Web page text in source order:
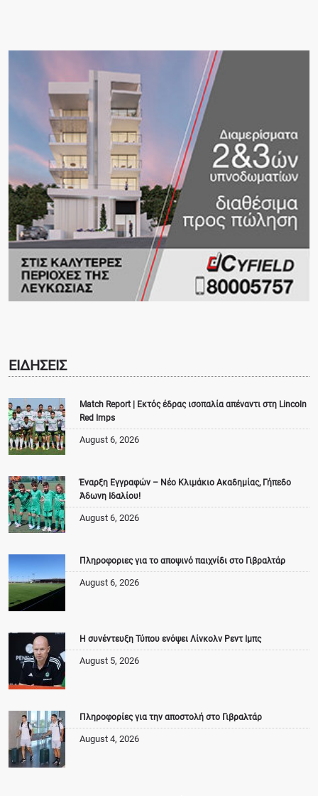
ΕΙΔΗΣΕΙΣ
Match Report | Εκτός έδρας ισοπαλία απέναντι στη Lincoln
Red Imps
August 6, 2026
Έναρξη Εγγραφών – Νέο Κλιμάκιο Ακαδημίας, Γήπεδο
Άδωνη Ιδαλίου!
August 6, 2026
Πληροφοριες για το αποψινό παιχνίδι στο Γιβραλτάρ
August 6, 2026
Η συνέντευξη Τύπου ενόψει Λίνκολν Ρεντ Ιμπς
August 5, 2026
Πληροφορίες για την αποστολή στο Γιβραλτάρ
August 4, 2026